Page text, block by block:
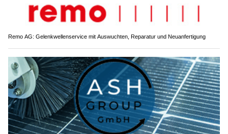
Remo AG: Gelenkwellenservice mit Auswuchten, Reparatur und Neuanfertigung